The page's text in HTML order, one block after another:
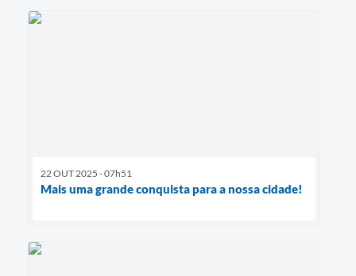
22 OUT 2025 - 07h51
Mais uma grande conquista para a nossa cidade!